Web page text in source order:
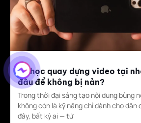
Tự học quay dựng video tại
đâu để không bị nản?
Trong thời đại sáng tạo nội dung bùng
không còn là kỹ năng chỉ dành cho dân
đây, bất kỳ ai — từ